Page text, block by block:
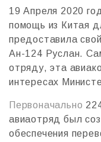
19 Апреля 2020
помощь из Китая
предоставила
Ан-124 Руслан.
отряду, эта
интересах
Первоначально
авиаотряд был
обеспечения